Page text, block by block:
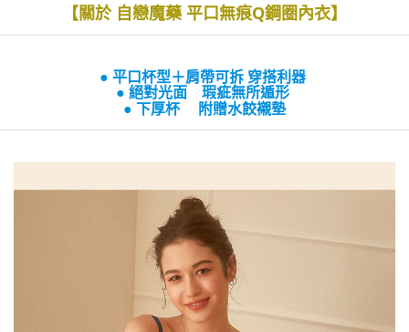
宅配-貨到不付款
香港直送- 順豐海外
海外專區｜ Overseas
【關於 自戀魔藥 平口無痕Q鋼圈內衣】
● 平口杯型＋肩帶可拆 穿搭利器
● 絕對光面 瑕疵無所遁形
● 下厚杯 附贈水餃襯墊